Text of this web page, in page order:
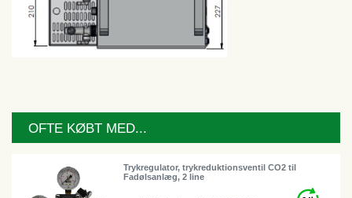
OFTE KØBT MED...
Trykregulator, trykreduktionsventil CO2 til
Fadølsanlæg, 2 line